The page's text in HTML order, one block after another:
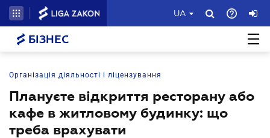
UA
БІЗНЕС
Організація діяльності і ліцензування
Плануєте відкриття ресторану або
кафе в житловому будинку: що
треба врахувати